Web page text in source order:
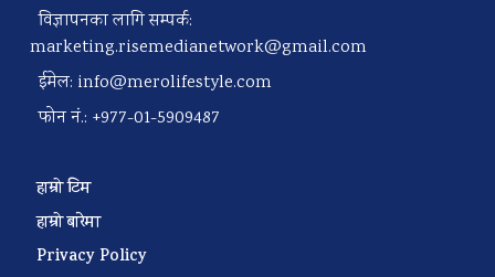
विज्ञापनका लागि सम्पर्क:
marketing.risemedianetwork@gmail.com
ईमेल: info@merolifestyle.com
फोन नं.: +977-01-5909487
हाम्रो टिम
हाम्रो बारेमा
Privacy Policy